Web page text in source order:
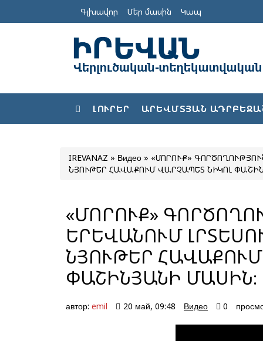
Գլխավոր Մեր մասին Կապ
ԼՈՒՐԵՐ ԱՐԵՎՄՏՅԱՆ
IREVANAZ » Видео » «ՄՈՐՈՒՔ»
ՆՅՈՒԹԵՐ ՀԱՎԱՔՈՒՄ ՎԱՐՉԱՊԵՏ ՆԻԿՈԼ
«ՄՈՐՈՒՔ»
ԵՐԵՎԱՆՈՒՄ
ՆՅՈՒԹԵՐ
ՓԱՇԻՆՅԱՆԻ ՄԱՍԻՆ։
автор: emil 20 май, 09:48 Видео 0